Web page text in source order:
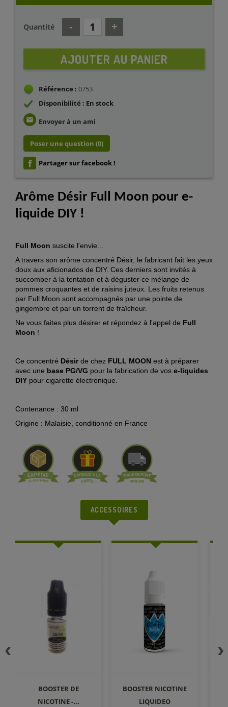
Quantité
AJOUTER AU PANIER
Référence : 0753
Disponibilité : En stock
email Envoyer à un ami
Poser une question (0)
Partager sur facebook !
Arôme Désir Full Moon pour e-
liquide DIY !
Full Moon suscite l'envie...
A travers son arôme concentré Désir, le fabricant fait les yeux
doux aux aficionados de DIY. Ces derniers sont invités à
succomber à la tentation et à déguster ce mélange de
pommes croquantes et de raisins juteux. Les fruits retenus
par Full Moon sont accompagnés par une pointe de
gingembre et par un torrent de fraîcheur.
Ne vous faites plus désirer et répondez à l'appel de Full
Moon !
Ce concentré Désirde chez FULL MOON est à préparer
avec une base PG/VG pour la fabrication de vos e-liquides
DIY pour cigarette électronique.
Contenance : 30 ml
Origine : Malaisie, conditionné en France
ACCESSOIRES
BOOSTER DE
NICOTINE -...
BOOSTER NICOTINE
LIQUIDEO